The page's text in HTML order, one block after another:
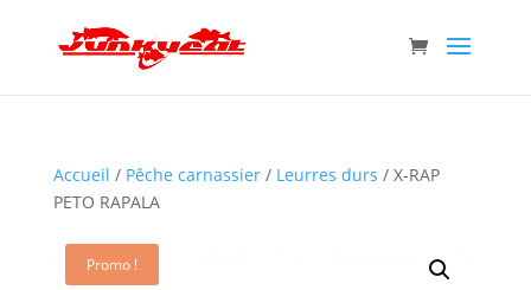
Accueil / Pêche carnassier/ Leurres durs / X-RAP
PETO RAPALA
Promo !